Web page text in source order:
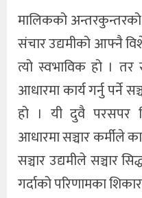
मालिकको अन्तरकुन्तरको
संचार उद्यमीको आफ्नै
त्यो स्वभाविक हो । तर
आधारमा कार्य गर्नु पर्ने
हो । यी दुवै परसपर
आधारमा सञ्चार कर्मीले
सञ्चार उद्यमीले सञ्चार
गर्दाको परिणामका